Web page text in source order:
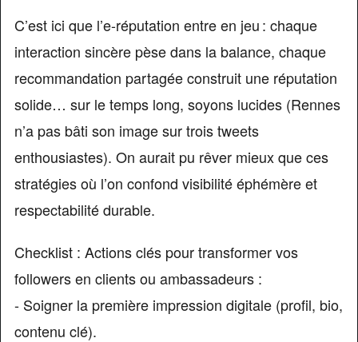
C’est ici que l’e-réputation entre en jeu : chaque
interaction sincère pèse dans la balance, chaque
recommandation partagée construit une réputation
solide… sur le temps long, soyons lucides (Rennes
n’a pas bâti son image sur trois tweets
enthousiastes). On aurait pu rêver mieux que ces
stratégies où l’on confond visibilité éphémère et
respectabilité durable.
Checklist : Actions clés pour transformer vos
followers en clients ou ambassadeurs :
- Soigner la première impression digitale (profil, bio,
contenu clé).